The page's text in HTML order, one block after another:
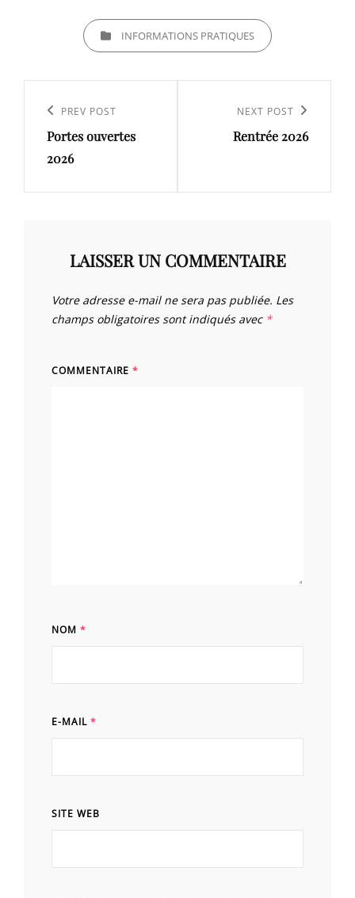
CATEGORIESINFORMATIONS PRATIQUES
l’article
Previous
Post
PREV POST
Portes ouvertes
2026
NEXT POST
Rentrée 2026
LAISSER UN COMMENTAIRE
Votre adresse e-mail ne sera pas publiée. Les
champs obligatoires sont indiqués avec *
COMMENTAIRE *
NOM *
E-MAIL *
SITE WEB